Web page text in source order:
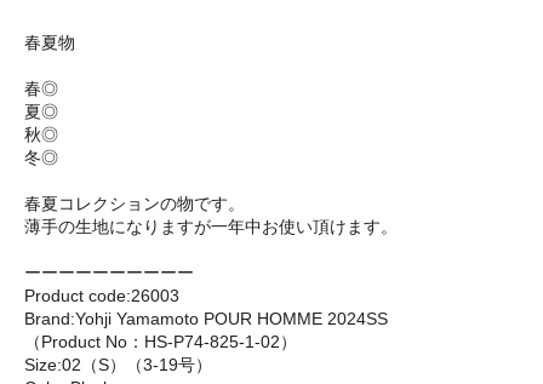
春夏物
春◎
夏◎
秋◎
冬◎
春夏コレクションの物です。
薄手の生地になりますが一年中お使い頂けます。
ーーーーーーーーーー
Product code:26003
Brand:Yohji Yamamoto POUR HOMME 2024SS
（Product No：HS-P74-825-1-02）
Size:02（S）（3-19号）